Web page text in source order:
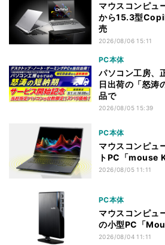
マウスコンピュ
から15.3型
売
2026/08/06 15:11
PC本体
パソコン工房、
日出荷の「怒涛
品で
2026/08/05 15:39
PC本体
マウスコンピュ
トPC「mouse
2026/08/05 11:11
PC本体
マウスコンピュ
の小型PC「
2026/08/04 11:11